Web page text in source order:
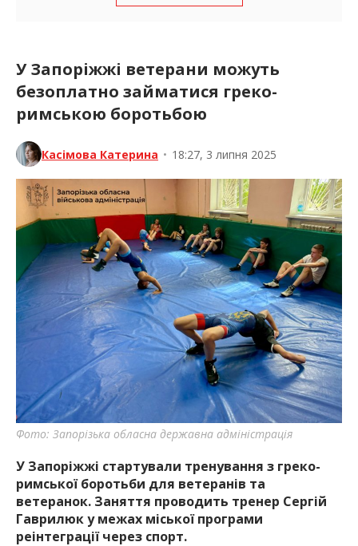
У Запоріжжі ветерани можуть
безоплатно займатися греко-
римською боротьбою
Касімова Катерина • 18:27, 3 липня 2025
Фото: Запорізька обласна державна адміністрація
У Запоріжжі стартували тренування з греко-
римської боротьби для ветеранів та
ветеранoк. Заняття проводить тренер Сергій
Гаврилюк у межах міської програми
реінтеграції через спорт.